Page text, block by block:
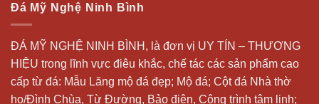
Đá Mỹ Nghệ Ninh Bình
ĐÁ MỸ NGHỆ NINH BÌNH, là đơn vị UY TÍN – THƯƠNG
HIỆU trong lĩnh vực điêu khắc, chế tác các sản phẩm cao
cấp từ đá: Mẫu Lăng mộ đá đẹp; Mộ đá; Cột đá Nhà thờ
họ/Đình Chùa, Từ Đường, Bảo điện, Công trình tâm linh;